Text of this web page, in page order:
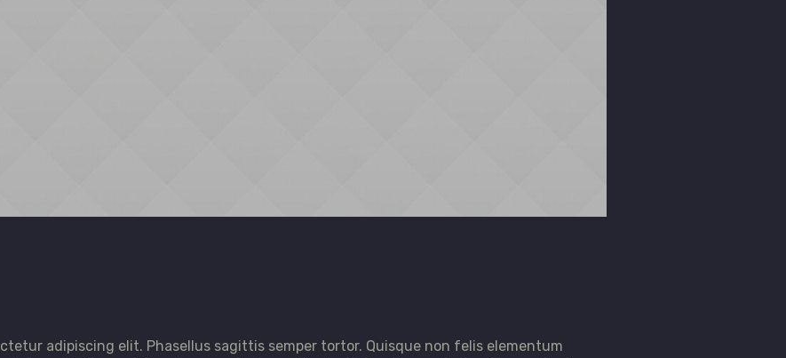
adipiscing elit. Phasellus sagittis semper tortor. Quisque non felis elementum